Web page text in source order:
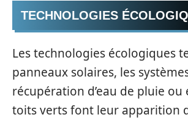
TECHNOLOGIES
Les technologies écologiques
panneaux solaires, les
récupération d’eau de pluie ou
toits verts font leur apparition